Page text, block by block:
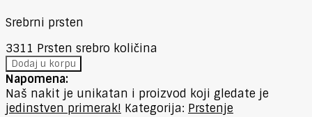
Srebrni prsten
3311 Prsten srebro količina
Dodaj u korpu
Napomena:
Naš nakit je unikatan i proizvod koji gledate je
jedinstven primerak! Kategorija: Prstenje